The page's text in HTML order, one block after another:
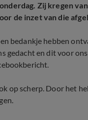
Zij kregen
de inzet van die
bedankje hebben
gedacht en dit voor
op scherp. Door het